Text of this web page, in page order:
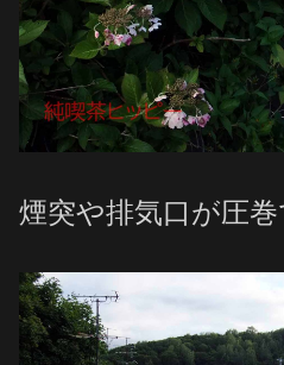
煙突や排気口が圧巻